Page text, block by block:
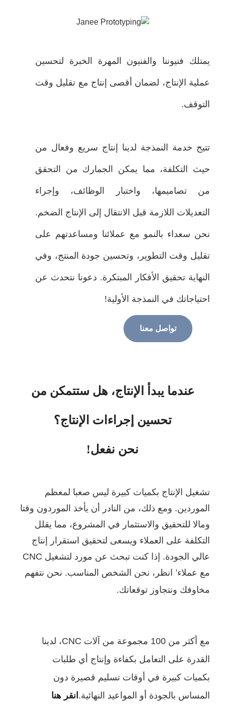
فنيوننا والفنيون المهرة الخبرة لتحسين
الإنتاج، لضمان أقصى إنتاج مع تقليل وقت
خدمة النمذجة لدينا إنتاج سريع وفعال من
التكلفة، مما يمكن الجمارك من التحقق
تصاميمها، واختبار الوظائف، وإجراء
اللازمة قبل الانتقال إلى الإنتاج الضخم.
سعداء بالنمو مع عملائنا ومساعدتهم على
وقت التطوير، وتحسين جودة المنتج، وفي
تحقيق الأفكار المبتكرة. دعونا نتحدث عن
في النمذجة الأولية!
تواصل معنا
عندما يبدأ الإنتاج، هل ستتمكن من
تحسين إجراءات الإنتاج؟
نحن نفعل!
الإنتاج بكميات كبيرة ليس صعبا لمعظم
ومع ذلك، من النادر أن يأخذ الموردون وقتا
للتحقيق والاستثمار في المشروع، مما يقلل
على العملاء ويسعى لتحقيق استقرار إنتاج
عالي الجودة. إذا كنت تبحث عن مورد لتشغيل CNC
عملاء’ انظر، نحن الشخص المناسب. نحن نتفهم
ونتجاوز توقعاتك.
مع أكثر من 100 مجموعة من آلات CNC، لدينا
على التعامل بكفاءة وإنتاج أي طلبات
كبيرة في أوقات تسليم قصيرة دون
بالجودة أو المواعيد النهائية.انقر هنا